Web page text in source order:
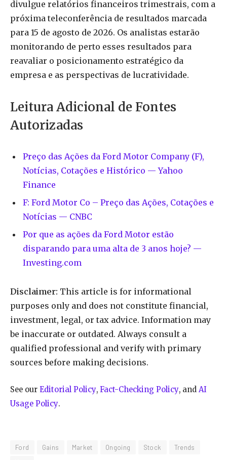
divulgue relatórios financeiros trimestrais, com a
próxima teleconferência de resultados marcada
para 15 de agosto de 2026. Os analistas estarão
monitorando de perto esses resultados para
reavaliar o posicionamento estratégico da
empresa e as perspectivas de lucratividade.
Leitura Adicional de Fontes
Autorizadas
Preço das Ações da Ford Motor Company (F),
Notícias, Cotações e Histórico — Yahoo
Finance
F: Ford Motor Co – Preço das Ações, Cotações e
Notícias — CNBC
Por que as ações da Ford Motor estão
disparando para uma alta de 3 anos hoje? —
Investing.com
Disclaimer: This article is for informational
purposes only and does not constitute financial,
investment, legal, or tax advice. Information may
be inaccurate or outdated. Always consult a
qualified professional and verify with primary
sources before making decisions.
See our Editorial Policy, Fact-Checking Policy, and AI
Usage Policy.
Ford Gains Market Ongoing Stock
Trends